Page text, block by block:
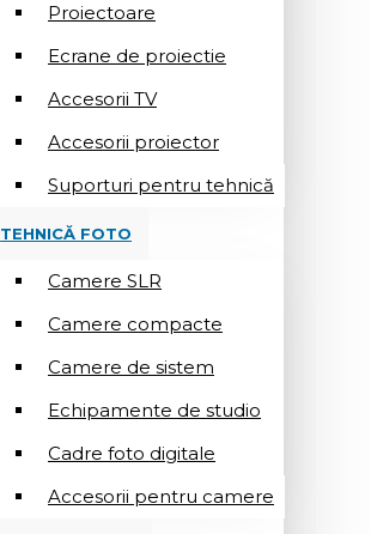
Proiectoare
Ecrane de proiectie
Accesorii TV
Accesorii proiector
Suporturi pentru tehnică
TEHNICĂ FOTO
Camere SLR
Camere compacte
Camere de sistem
Echipamente de studio
Cadre foto digitale
Accesorii pentru camere